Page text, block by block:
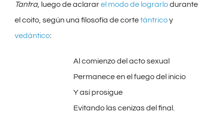
Tantra, luego de aclararel modo de lograrlodurante
el coito, según una filosofía de cortetántricoy
vedántico:
Al comienzo del acto sexual
Permanece en el fuego del inicio
Y así prosigue
Evitando las cenizas del final.